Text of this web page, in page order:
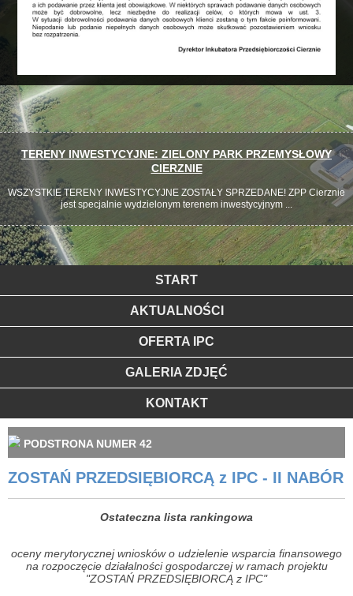
TERENY INWESTYCYJNE: ZIELONY PARK PRZEMYSŁOWY
CIERZNIE
WSZYSTKIE TERENY INWESTYCYJNE ZOSTAŁY SPRZEDANE! ZPP Cierznie
jest specjalnie wydzielonym terenem inwestycyjnym ...
START
AKTUALNOŚCI
OFERTA IPC
GALERIA ZDJĘĆ
KONTAKT
PODSTRONA NUMER 42
ZOSTAŃ PRZEDSIĘBIORCĄ z IPC - II NABÓR
Ostateczna lista rankingowa
oceny merytorycznej wniosków o udzielenie wsparcia finansowego
na rozpoczęcie działalności gospodarczej w ramach projektu
"ZOSTAŃ PRZEDSIĘBIORCĄ z IPC"